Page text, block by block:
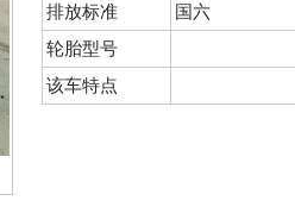
排放标准
国六
轮胎型号
该车特点